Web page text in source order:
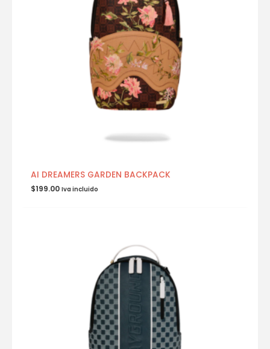
AI DREAMERS GARDEN BACKPACK
$199.00 Iva incluido